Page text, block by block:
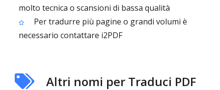
molto tecnica o scansioni di bassa qualità
Per tradurre più pagine o grandi volumi è
necessario contattare i2PDF
Altri nomi per Traduci PDF